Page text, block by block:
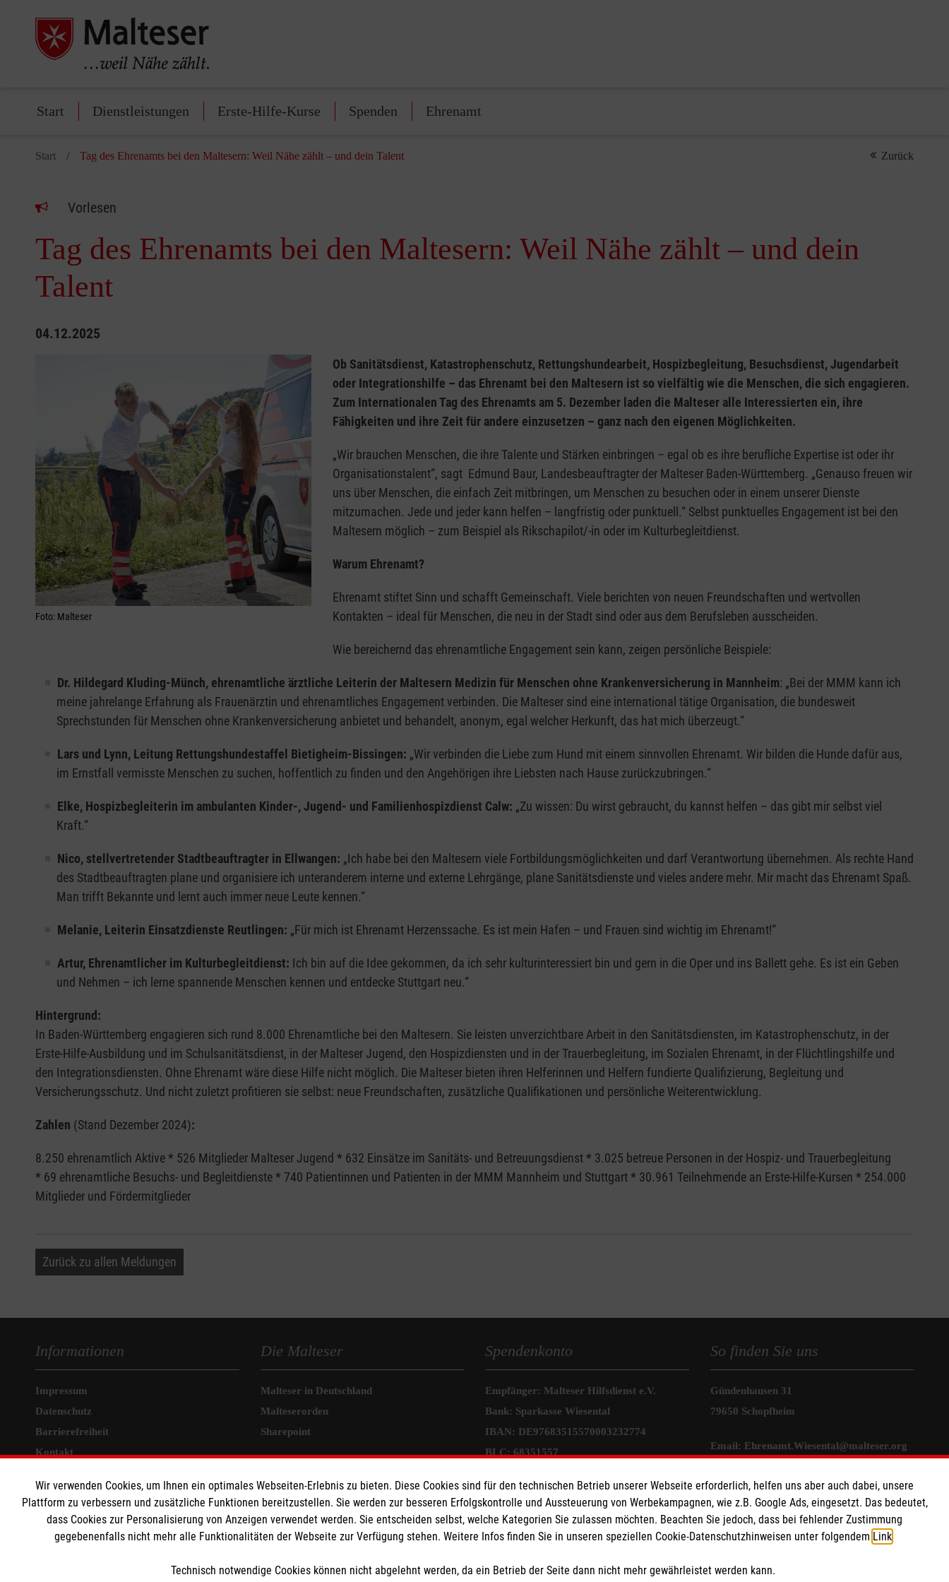
Start Dienstleistungen Erste-Hilfe-Kurse Spenden Ehrenamt
Start Tag des Ehrenamts bei den Maltesern: Weil Nähe zählt – und dein Talent Zurück
Vorlesen
Tag des Ehrenamts bei den Maltesern: Weil Nähe zählt – und dein
Talent
04.12.2025
Foto: Malteser
Ob Sanitätsdienst, Katastrophenschutz, Rettungshundearbeit, Hospizbegleitung, Besuchsdienst, Jugendarbeit
oder Integrationshilfe – das Ehrenamt bei den Maltesern ist so vielfältig wie die Menschen, die sich engagieren.
Zum Internationalen Tag des Ehrenamts am 5. Dezember laden die Malteser alle Interessierten ein, ihre
Fähigkeiten und ihre Zeit für andere einzusetzen – ganz nach den eigenen Möglichkeiten.
„Wir brauchen Menschen, die ihre Talente und Stärken einbringen – egal ob es ihre berufliche Expertise ist oder ihr
Organisationstalent“, sagt Edmund Baur, Landesbeauftragter der Malteser Baden-Württemberg. „Genauso freuen wir
uns über Menschen, die einfach Zeit mitbringen, um Menschen zu besuchen oder in einem unserer Dienste
mitzumachen. Jede und jeder kann helfen – langfristig oder punktuell.“ Selbst punktuelles Engagement ist bei den
Maltesern möglich – zum Beispiel als Rikschapilot/-in oder im Kulturbegleitdienst.
Warum Ehrenamt?
Ehrenamt stiftet Sinn und schafft Gemeinschaft. Viele berichten von neuen Freundschaften und wertvollen
Kontakten – ideal für Menschen, die neu in der Stadt sind oder aus dem Berufsleben ausscheiden.
Wie bereichernd das ehrenamtliche Engagement sein kann, zeigen persönliche Beispiele:
Dr. Hildegard Kluding-Münch, ehrenamtliche ärztliche Leiterin der Maltesern Medizin für Menschen ohne Krankenversicherung in Mannheim: „Bei der MMM kann ich
meine jahrelange Erfahrung als Frauenärztin und ehrenamtliches Engagement verbinden. Die Malteser sind eine international tätige Organisation, die bundesweit
Sprechstunden für Menschen ohne Krankenversicherung anbietet und behandelt, anonym, egal welcher Herkunft, das hat mich überzeugt.“
Lars und Lynn, Leitung Rettungshundestaffel Bietigheim-Bissingen: „Wir verbinden die Liebe zum Hund mit einem sinnvollen Ehrenamt. Wir bilden die Hunde dafür aus,
im Ernstfall vermisste Menschen zu suchen, hoffentlich zu finden und den Angehörigen ihre Liebsten nach Hause zurückzubringen.“
Elke, Hospizbegleiterin im ambulanten Kinder-, Jugend- und Familienhospizdienst Calw: „Zu wissen: Du wirst gebraucht, du kannst helfen – das gibt mir selbst viel
Kraft.“
Nico, stellvertretender Stadtbeauftragter in Ellwangen: „Ich habe bei den Maltesern viele Fortbildungsmöglichkeiten und darf Verantwortung übernehmen. Als rechte Hand
des Stadtbeauftragten plane und organisiere ich unteranderem interne und externe Lehrgänge, plane Sanitätsdienste und vieles andere mehr. Mir macht das Ehrenamt Spaß.
Man trifft Bekannte und lernt auch immer neue Leute kennen.“
Melanie, Leiterin Einsatzdienste Reutlingen: „Für mich ist Ehrenamt Herzenssache. Es ist mein Hafen – und Frauen sind wichtig im Ehrenamt!“
Artur, Ehrenamtlicher im Kulturbegleitdienst: Ich bin auf die Idee gekommen, da ich sehr kulturinteressiert bin und gern in die Oper und ins Ballett gehe. Es ist ein Geben
und Nehmen – ich lerne spannende Menschen kennen und entdecke Stuttgart neu.“
Hintergrund:
In Baden-Württemberg engagieren sich rund 8.000 Ehrenamtliche bei den Maltesern. Sie leisten unverzichtbare Arbeit in den Sanitätsdiensten, im Katastrophenschutz, in der
Erste-Hilfe-Ausbildung und im Schulsanitätsdienst, in der Malteser Jugend, den Hospizdiensten und in der Trauerbegleitung, im Sozialen Ehrenamt, in der Flüchtlingshilfe und
den Integrationsdiensten. Ohne Ehrenamt wäre diese Hilfe nicht möglich. Die Malteser bieten ihren Helferinnen und Helfern fundierte Qualifizierung, Begleitung und
Versicherungsschutz. Und nicht zuletzt profitieren sie selbst: neue Freundschaften, zusätzliche Qualifikationen und persönliche Weiterentwicklung.
Zahlen (Stand Dezember 2024):
8.250 ehrenamtlich Aktive * 526 Mitglieder Malteser Jugend * 632 Einsätze im Sanitäts- und Betreuungsdienst * 3.025 betreue Personen in der Hospiz- und Trauerbegleitung
* 69 ehrenamtliche Besuchs- und Begleitdienste * 740 Patientinnen und Patienten in der MMM Mannheim und Stuttgart * 30.961 Teilnehmende an Erste-Hilfe-Kursen * 254.000
Mitglieder und Fördermitglieder
Zurück zu allen Meldungen
Informationen
Impressum
Datenschutz
Barrierefreiheit
Kontakt
Die Malteser
Malteser in Deutschland
Malteserorden
Sharepoint
Spendenkonto
Empfänger: Malteser Hilfsdienst e.V.
Bank: Sparkasse Wiesental
IBAN: DE97683515570003232774
BLC: 68351557
So finden Sie uns
Gündenhausen 31
79650 Schopfheim
Email: Ehrenamt.Wiesental@malteser.org
Der Malteser Hilfsdienst e.V. ist als eingetragene gemeinnützige Organisation von der Körperschaft- und Gewerbesteuer befreit.
Medizinproduktesicherheit
Gemäß § 6 Abs. 1 MPBetreibV müssen Gesundheitseinrichtungen einen Beauftragten für Medizinproduktesicherheit bestimmen. Nach Abs. 4 muss eine Funktions-E-Mail-Adresse des
Wir verwenden Cookies, um Ihnen ein optimales Webseiten-Erlebnis zu bieten. Diese Cookies sind für den technischen Betrieb unserer Webseite erforderlich, helfen uns aber auch dabei, unsere
Plattform zu verbessern und zusätzliche Funktionen bereitzustellen. Sie werden zur besseren Erfolgskontrolle und Aussteuerung von Werbekampagnen, wie z.B. Google Ads, eingesetzt. Das bedeutet,
dass Cookies zur Personalisierung von Anzeigen verwendet werden. Sie entscheiden selbst, welche Kategorien Sie zulassen möchten. Beachten Sie jedoch, dass bei fehlender Zustimmung
gegebenenfalls nicht mehr alle Funktionalitäten der Webseite zur Verfügung stehen. Weitere Infos finden Sie in unseren speziellen Cookie-Datenschutzhinweisen unter folgendem Link
Technisch notwendige Cookies können nicht abgelehnt werden, da ein Betrieb der Seite dann nicht mehr gewährleistet werden kann.